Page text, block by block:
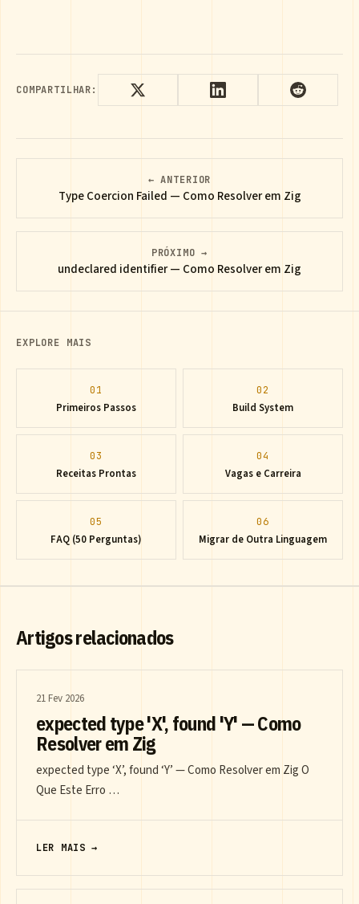
COMPARTILHAR:
← ANTERIOR
Type Coercion Failed — Como Resolver em Zig
PRÓXIMO →
undeclared identifier — Como Resolver em Zig
EXPLORE MAIS
01
Primeiros Passos
02
Build System
03
Receitas Prontas
04
Vagas e Carreira
05
FAQ (50 Perguntas)
06
Migrar de Outra Linguagem
Artigos relacionados
21 Fev 2026
expected type 'X', found 'Y' — Como
Resolver em Zig
expected type ‘X’, found ‘Y’ — Como Resolver em Zig O
Que Este Erro …
LER MAIS →